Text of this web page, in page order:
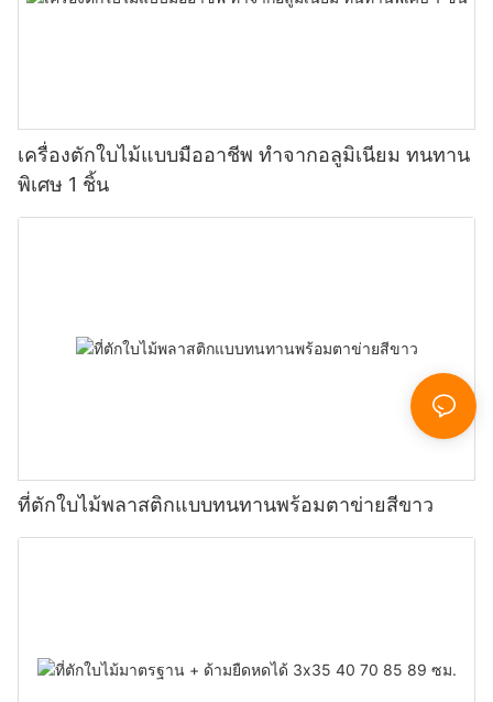
เครื่องตักใบไม้แบบมืออาชีพ ทำจากอลูมิเนียม ทนทาน
พิเศษ 1 ชิ้น
ที่ตักใบไม้พลาสติกแบบทนทานพร้อมตาข่ายสีขาว